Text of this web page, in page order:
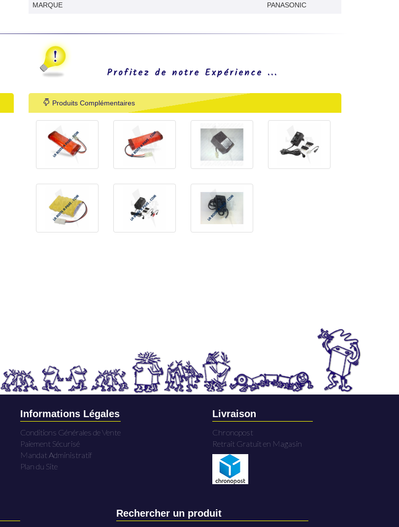
MARQUE PANASONIC
Profitez de notre Expérience ...
Produits Complémentaires
Informations Légales
Conditions Générales de Vente
Paiement Sécurisé
Mandat Administratif
Plan du Site
Livraison
Chronopost
Retrait Gratuit en Magasin
Rechercher un produit